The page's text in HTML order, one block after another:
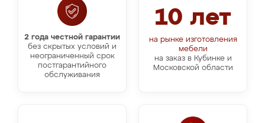
10 лет
на рынке изготовления
мебели
на заказ в Кубинке и
Московской области
2 года честной гарантии
без скрытых условий и
неограниченный срок
постгарантийного
обслуживания